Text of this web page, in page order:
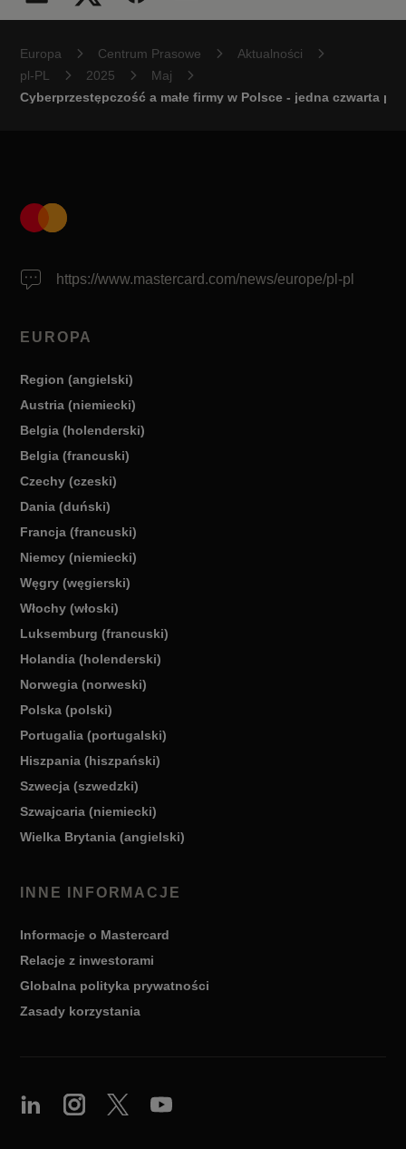
Europa Centrum Prasowe
Aktualności
pl-PL
2025
Maj
Cyberprzestępczość a małe firmy w Polsce - jedna czwarta
https://www.mastercard.com/news/europe/pl-pl
EUROPA
Region (angielski)
Austria (niemiecki)
Belgia (holenderski)
Belgia (francuski)
Czechy (czeski)
Dania (duński)
Francja (francuski)
Niemcy (niemiecki)
Węgry (węgierski)
Włochy (włoski)
Luksemburg (francuski)
Holandia (holenderski)
Norwegia (norweski)
Polska (polski)
Portugalia (portugalski)
Hiszpania (hiszpański)
Szwecja (szwedzki)
Szwajcaria (niemiecki)
Wielka Brytania (angielski)
INNE INFORMACJE
Informacje o Mastercard
Relacje z inwestorami
Globalna polityka prywatności
Zasady korzystania